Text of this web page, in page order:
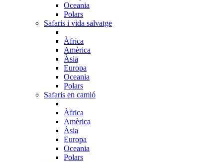
Oceania
Polars
Safaris i vida salvatge
Àfrica
Amèrica
Àsia
Europa
Oceania
Polars
Safaris en camió
Àfrica
Amèrica
Àsia
Europa
Oceania
Polars